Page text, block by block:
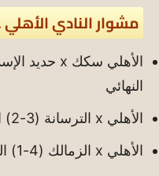
مشوار النادي الأهلي
النهائي
الأهلي x الترسانة (3-2) الدور نصف النهائي
الأهلي x الزمالك (4-1) المباراة النهائية